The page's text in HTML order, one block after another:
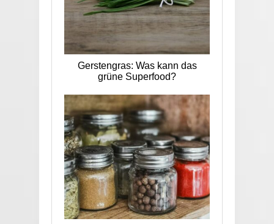
Gerstengras: Was kann das
grüne Superfood?